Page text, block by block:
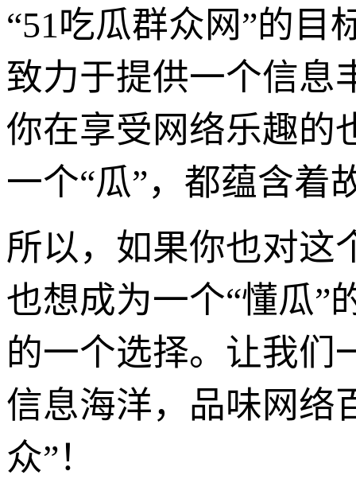
“51吃瓜群众网”的目
致力于提供一个信息
你在享受网络乐趣的
一个“瓜”，都蕴含着
所以，如果你也对这
也想成为一个“懂瓜”
的一个选择。让我们
信息海洋，品味网络
众”！